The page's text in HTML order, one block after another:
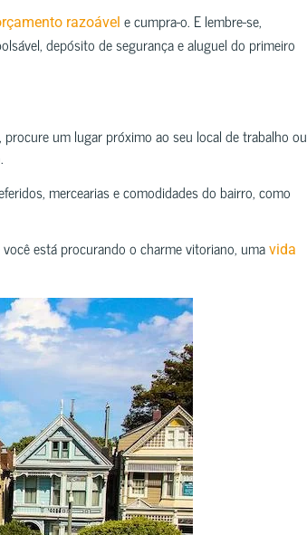
razoável e cumpra-o. E lembre-se,
depósito de segurança e aluguel do primeiro
um lugar próximo ao seu local de trabalho ou
mercearias e comodidades do bairro, como
está procurando o charme vitoriano, uma vida